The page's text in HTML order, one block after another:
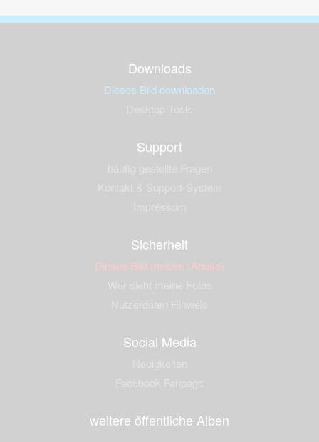
Downloads
Dieses Bild downloaden
Support
Sicherheit
Dieses Bild melden (Abuse)
Social Media
weitere öffentliche Alben